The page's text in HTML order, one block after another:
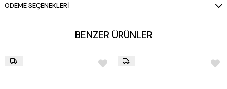
ÖDEME SEÇENEKLERI
BENZER ÜRÜNLER